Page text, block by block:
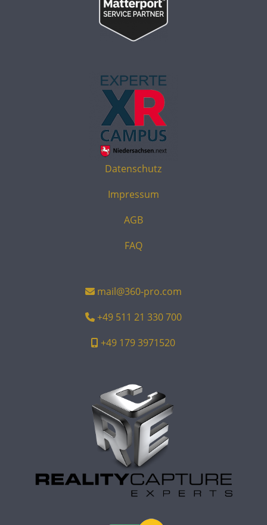
Datenschutz
Impressum
AGB
FAQ
mail@360-pro.com
+49 511 21 330 700
+49 179 3971520